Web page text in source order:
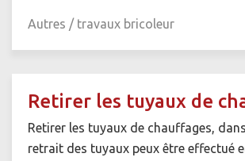
Autres / travaux bricoleur
Retirer les tuyaux de
Retirer les tuyaux de chauffages,
retrait des tuyaux peux être effectué